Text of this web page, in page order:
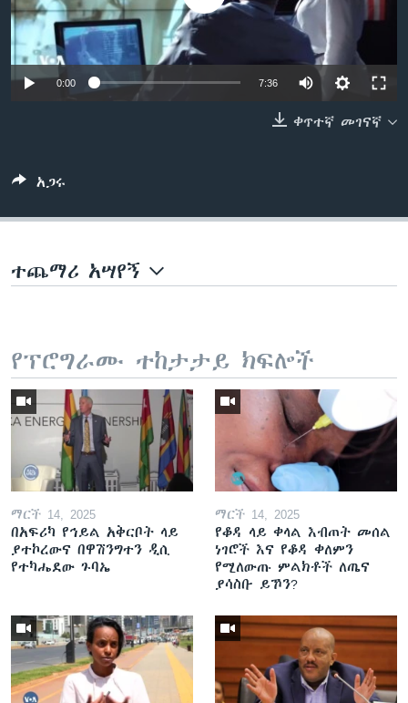
ቋንቋዎች
0:00 7:36
ቀጥተኛ መገናኛ
አጋሩ
ተጨማሪ አሣየኝ
የፕሮግራሙ ተከታታይ ክፍሎች
ማርች 14, 2025
በአፍሪካ የኅይል አቅርቦት ላይ
ያተኮረውና በዋሽንግተን ዲሲ
የተካሔደው ጉባኤ
ማርች 14, 2025
የቆዳ ላይ ቀላል እብጠት መሰል
ነገሮች እና የቆዳ ቀለምን
የሚለውጡ ምልክቶች ለጤና
ያሳስቡ ይኾን?